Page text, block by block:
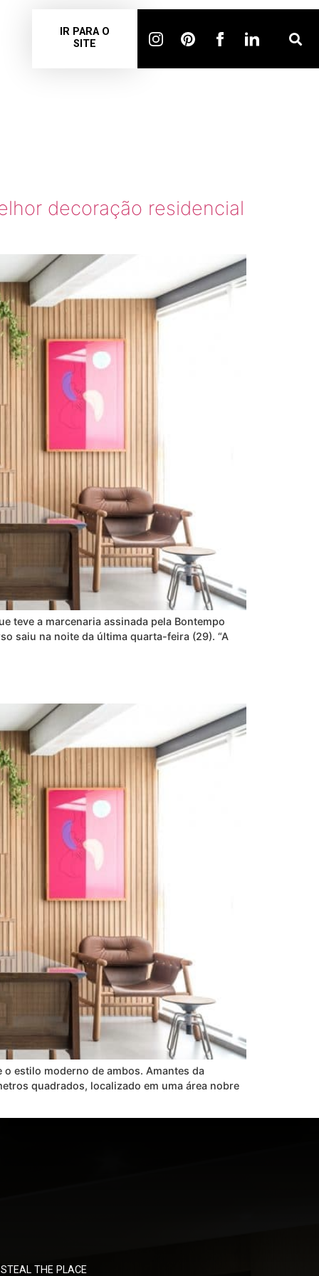
IR PARA O
SITE
decoração residencial
teve a marcenaria assinada pela Bontempo
saiu na noite da última quarta-feira (29). “A
estilo moderno de ambos. Amantes da
quadrados, localizado em uma área nobre
STEAL THE PLACE